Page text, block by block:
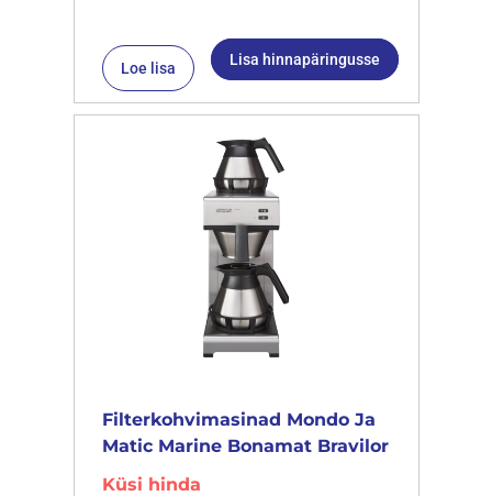
Loe lisa Lisa hinnapäringusse
Filterkohvimasinad Mondo Ja
Matic Marine Bonamat Bravilor
Küsi hinda